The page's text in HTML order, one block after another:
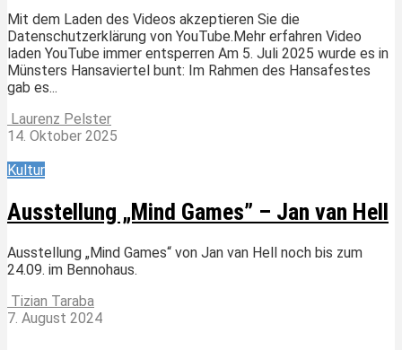
Mit dem Laden des Videos akzeptieren Sie die
Datenschutzerklärung von YouTube.Mehr erfahren Video
laden YouTube immer entsperren Am 5. Juli 2025 wurde es in
Münsters Hansaviertel bunt: Im Rahmen des Hansafestes
gab es...
Laurenz Pelster
14. Oktober 2025
Kultur
Ausstellung „Mind Games” – Jan van Hell
Ausstellung „Mind Games“ von Jan van Hell noch bis zum
24.09. im Bennohaus.
Tizian Taraba
7. August 2024